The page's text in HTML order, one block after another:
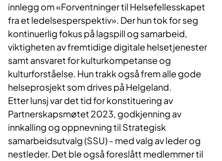
innlegg om «Forventninger til Helsefellesskapet
fra et ledelsesperspektiv». Der hun tok for seg
kontinuerlig fokus på lagspill og samarbeid,
viktigheten av fremtidige digitale helsetjenester
samt ansvaret for kulturkompetanse og
kulturforståelse. Hun trakk også frem alle gode
helseprosjekt som drives på Helgeland.
Etter lunsj var det tid for konstituering av
Partnerskapsmøtet 2023, godkjenning av
innkalling og oppnevning til Strategisk
samarbeidsutvalg (SSU) - med valg av leder og
nestleder. Det ble også foreslått medlemmer til